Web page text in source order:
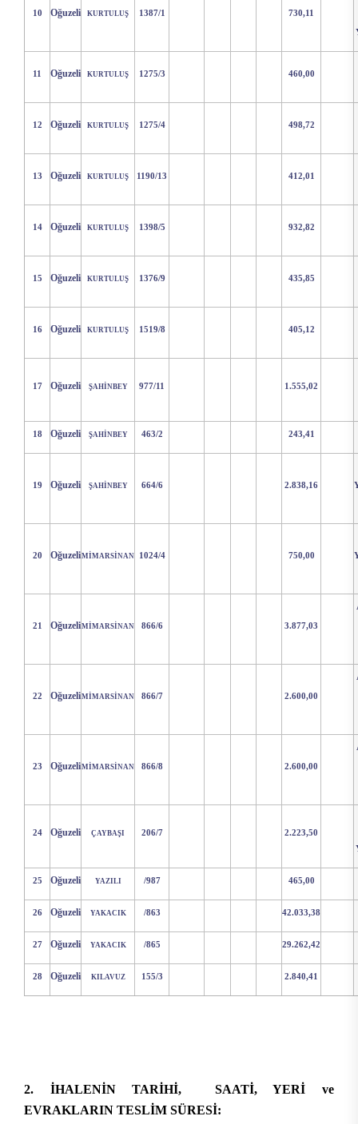
10 Oğuzeli KURTULUŞ 1387/1 730,11
11 Oğuzeli KURTULUŞ 1275/3 460,00
12 Oğuzeli KURTULUŞ 1275/4 498,72
13 Oğuzeli KURTULUŞ 1190/13 412,01
14 Oğuzeli KURTULUŞ 1398/5 932,82
15 Oğuzeli KURTULUŞ 1376/9 435,85
16 Oğuzeli KURTULUŞ 1519/8 405,12
17 Oğuzeli ŞAHİNBEY 977/11 1.555,02
18 Oğuzeli ŞAHİNBEY 463/2 243,41
19 Oğuzeli ŞAHİNBEY 664/6 2.838,16
20 OğuzeliMİMARSİNAN 1024/4 750,00
21 OğuzeliMİMARSİNAN 866/6 3.877,03
22 OğuzeliMİMARSİNAN 866/7 2.600,00
23 OğuzeliMİMARSİNAN 866/8 2.600,00
24 Oğuzeli ÇAYBAŞI 206/7
2.223,50
25 Oğuzeli YAZILI /987 465,00
26 Oğuzeli YAKACIK /863 42.033,38
27 Oğuzeli YAKACIK /865 29.262,42
28 Oğuzeli KILAVUZ 155/3 2.840,41
2. İHALENİN TARİHİ, SAATİ, YERİ ve
EVRAKLARIN TESLİM SÜRESİ: